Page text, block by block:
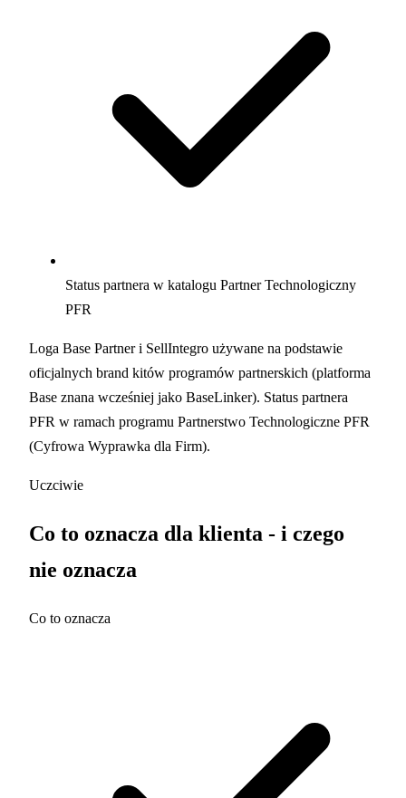
Status partnera w katalogu Partner Technologiczny
PFR
Loga Base Partner i SellIntegro używane na podstawie
oficjalnych brand kitów programów partnerskich (platforma
Base znana wcześniej jako BaseLinker). Status partnera
PFR w ramach programu Partnerstwo Technologiczne PFR
(Cyfrowa Wyprawka dla Firm).
Uczciwie
Co to oznacza dla klienta - i czego
nie oznacza
Co to oznacza